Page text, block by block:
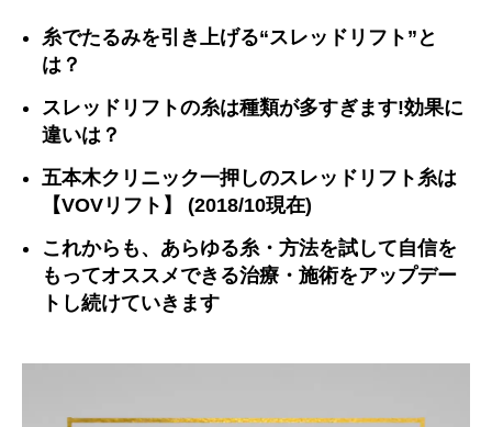
糸でたるみを引き上げる“スレッドリフト”と
は？
スレッドリフトの糸は種類が多すぎます!効果に
違いは？
五本木クリニック一押しのスレッドリフト糸は
【VOVリフト】 (2018/10現在)
これからも、あらゆる糸・方法を試して自信を
もってオススメできる治療・施術をアップデー
トし続けていきます